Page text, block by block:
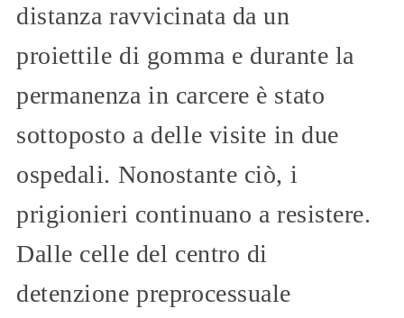
distanza ravvicinata da un
proiettile di gomma e durante la
permanenza in carcere è stato
sottoposto a delle visite in due
ospedali. Nonostante ciò, i
prigionieri continuano a resistere.
Dalle celle del centro di
detenzione preprocessuale